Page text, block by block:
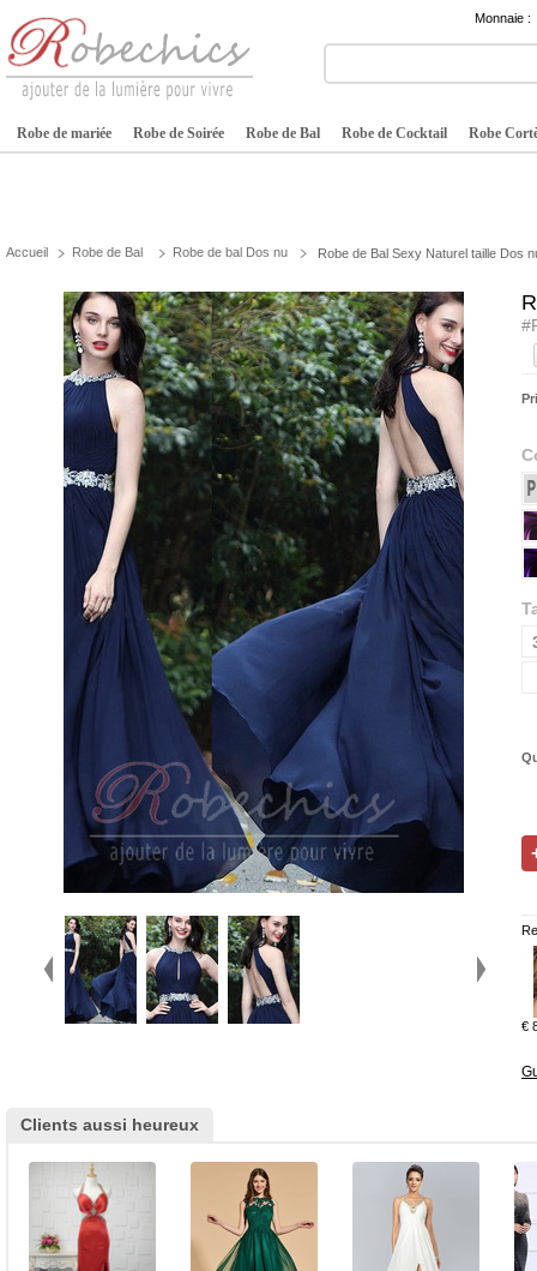
Monnaie :
Robe de mariée Robe de Soirée Robe de Bal Robe de Cocktail Robe
Accueil Robe de Bal Robe de bal Dos nu Robe de Bal Sexy Naturel taille Dos
€
Clients aussi heureux